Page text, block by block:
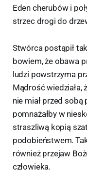
Eden cherubów i
strzec drogi do
Stwórca postąpił
bowiem, że obawa
ludzi powstrzyma
Mądrość wiedziała,
nie miał przed
pomnażałby w
straszliwą kopią
podobieństwem.
również przejaw
człowieka.